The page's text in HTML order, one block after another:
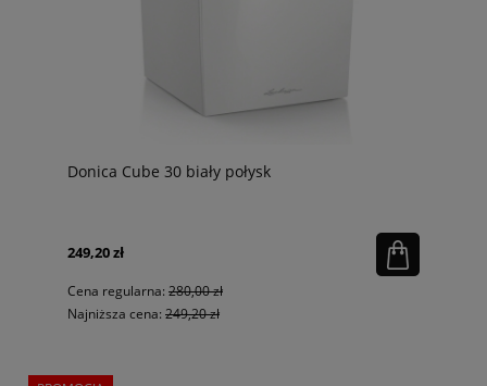
Donica Cube 30 biały połysk
249,20 zł
Cena regularna: 280,00 zł
Najniższa cena: 249,20 zł